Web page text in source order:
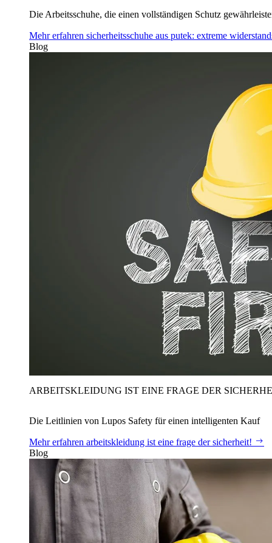
Die Arbeitsschuhe, die einen vollständigen Schutz
Mehr erfahren sicherheitsschuhe aus putek: extreme
Blog
ARBEITSKLEIDUNG IST EINE FRAGE DER
Die Leitlinien von Lupos Safety für einen intelligenten Kauf
Mehr erfahren arbeitskleidung ist eine frage der sicherheit!
Blog